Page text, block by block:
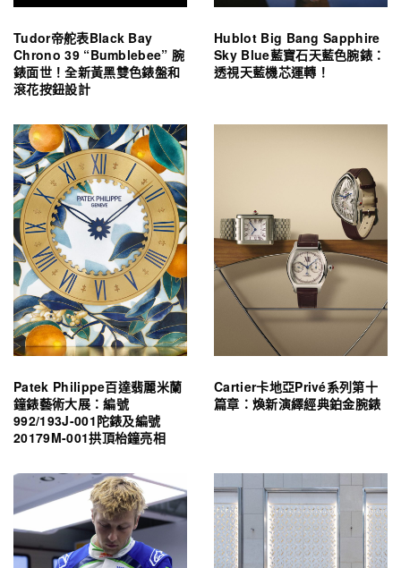
Tudor帝舵表Black Bay
Chrono 39 “Bumblebee” 腕
錶面世！全新黃黑雙色錶盤和
滾花按鈕設計
Hublot Big Bang Sapphire
Sky Blue藍寶石天藍色腕錶：
透視天藍機芯運轉！
Patek Philippe百達翡麗米蘭
鐘錶藝術大展：編號
992/193J-001陀錶及編號
20179M-001拱頂枱鐘亮相
Cartier卡地亞Privé系列第十
篇章：煥新演繹經典鉑金腕錶